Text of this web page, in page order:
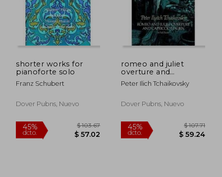
45%
shorter works for
pianoforte solo
Franz Schubert
Dover Pubns, Nuevo
romeo and juliet
overture and
capriccio italien in full
score
Peter Ilich Tchaikovsky
Dover Pubns, Nuevo